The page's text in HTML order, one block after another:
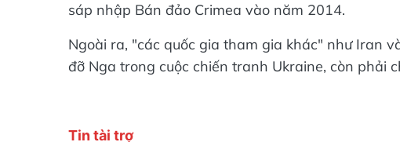
sáp nhập Bán đảo Crimea vào năm 2014.
Ngoài ra, "các quốc gia tham gia khác" như Iran
đỡ Nga trong cuộc chiến tranh Ukraine, còn phải